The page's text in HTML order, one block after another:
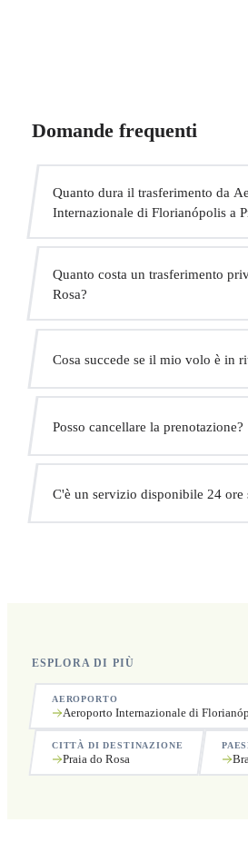
Domande frequenti
Quanto dura il trasferimento da
Internazionale di Florianópolis a
Quanto costa un trasferimento
Rosa?
prezzo fisso immediato. Senza costi
Cosa succede se il mio volo è in
adatterà automaticamente l'orario di
aggiuntivi.
Posso cancellare la prenotazione?
Sì, puoi cancellare gratuitamente fino
ritiro.
C'è un servizio disponibile 24 ore
ESPLORA DI PIÙ
AEROPORTO
Aeroporto Internazionale di
CITTÀ DI DESTINAZIONE
Praia do Rosa